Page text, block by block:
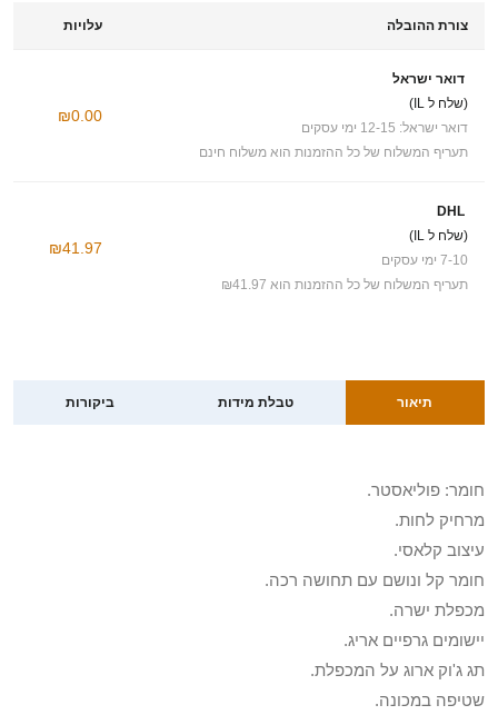
צורת ההובלה עלויות
דואר ישראל
(שלח ל IL)
דואר ישראל: 12-15 ימי עסקים
תעריף המשלוח של כל ההזמנות הוא משלוח חינם
₪0.00
DHL
(שלח ל IL)
7-10 ימי עסקים
תעריף המשלוח של כל ההזמנות הוא ₪41.97
₪41.97
תיאור טבלת מידות ביקורות
חומר: פוליאסטר.
מרחיק לחות.
עיצוב קלאסי.
חומר קל ונושם עם תחושה רכה.
מכפלת ישרה.
יישומים גרפיים אריג.
תג ג'וק ארוג על המכפלת.
שטיפה במכונה.